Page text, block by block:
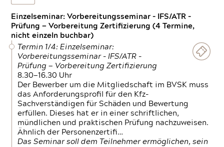
Einzelseminar: Vorbereitungsseminar - IFS/ATR -
Prüfung — Vorbereitung Zertifizierung (4 Termine,
nicht einzeln buchbar)
Termin 1/4: Einzelseminar:
Vorbereitungsseminar - IFS/ATR -
Prüfung — Vorbereitung Zertifizierung
8.30—16.30 Uhr
Der Bewerber um die Mitgliedschaft im BVSK muss
das Anforderungsprofil für den Kfz-
Sachverständigen für Schäden und Bewertung
erfüllen. Dieses hat er in einer schriftlichen,
mündlichen und praktischen Prüfung nachzuweisen.
Ähnlich der Personenzertifi…
Das Seminar soll dem Teilnehmer ermöglichen, sein